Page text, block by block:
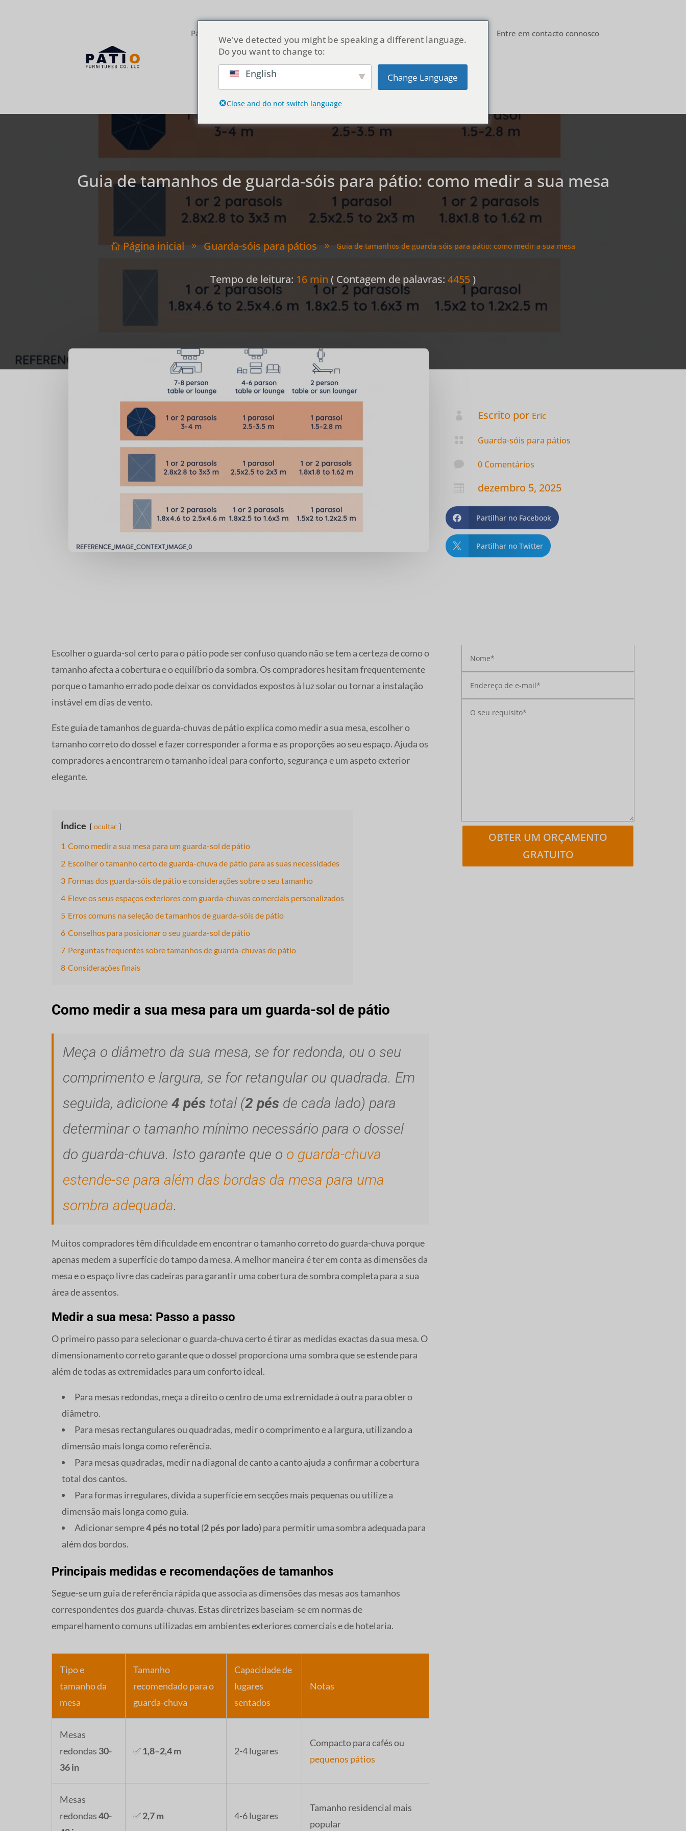
Página inicial Entre em contacto connosco
Portuguese
Guia de tamanhos de guarda-sóis para pátio: como medir a sua mesa
 Página inicial 9 Guarda-sóis para pátios 9 Guia de tamanhos de guarda-sóis para pátio: como medir a sua mesa
Tempo de leitura: 16 min ( Contagem de palavras: 4455 )
 Escrito por Eric
 Guarda-sóis para pátios
 0 Comentários
 dezembro 5, 2025
 Partilhar no Facebook
 Partilhar no Twitter
Escolher o guarda-sol certo para o pátio pode ser confuso quando não se tem a certeza de como o
tamanho afecta a cobertura e o equilíbrio da sombra. Os compradores hesitam frequentemente
porque o tamanho errado pode deixar os convidados expostos à luz solar ou tornar a instalação
instável em dias de vento.
Este guia de tamanhos de guarda-chuvas de pátio explica como medir a sua mesa, escolher o
tamanho correto do dossel e fazer corresponder a forma e as proporções ao seu espaço. Ajuda os
compradores a encontrarem o tamanho ideal para conforto, segurança e um aspeto exterior
elegante.
Índice ocultar
1 Como medir a sua mesa para um guarda-sol de pátio
2 Escolher o tamanho certo de guarda-chuva de pátio para as suas necessidades
3 Formas dos guarda-sóis de pátio e considerações sobre o seu tamanho
4 Eleve os seus espaços exteriores com guarda-chuvas comerciais personalizados
5 Erros comuns na seleção de tamanhos de guarda-sóis de pátio
6 Conselhos para posicionar o seu guarda-sol de pátio
7 Perguntas frequentes sobre tamanhos de guarda-chuvas de pátio
8 Considerações finais
Como medir a sua mesa para um guarda-sol de pátio
Meça o diâmetro da sua mesa, se for redonda, ou o seu
comprimento e largura, se for retangular ou quadrada. Em
seguida, adicione 4 pés total (2 pés de cada lado) para
determinar o tamanho mínimo necessário para o dossel
do guarda-chuva. Isto garante que o o guarda-chuva
estende-se para além das bordas da mesa para uma
sombra adequada.
Muitos compradores têm dificuldade em encontrar o tamanho correto do guarda-chuva porque
apenas medem a superfície do tampo da mesa. A melhor maneira é ter em conta as dimensões da
mesa e o espaço livre das cadeiras para garantir uma cobertura de sombra completa para a sua
área de assentos.
Medir a sua mesa: Passo a passo
O primeiro passo para selecionar o guarda-chuva certo é tirar as medidas exactas da sua mesa. O
dimensionamento correto garante que o dossel proporciona uma sombra que se estende para
além de todas as extremidades para um conforto ideal.
Para mesas redondas, meça a direito o centro de uma extremidade à outra para obter o
diâmetro.
Para mesas rectangulares ou quadradas, medir o comprimento e a largura, utilizando a
dimensão mais longa como referência.
Para mesas quadradas, medir na diagonal de canto a canto ajuda a confirmar a cobertura
total dos cantos.
Para formas irregulares, divida a superfície em secções mais pequenas ou utilize a
dimensão mais longa como guia.
Adicionar sempre4 pés no total (2 pés por lado) para permitir uma sombra adequada para
além dos bordos.
Principais medidas e recomendações de tamanhos
Segue-se um guia de referência rápida que associa as dimensões das mesas aos tamanhos
correspondentes dos guarda-chuvas. Estas diretrizes baseiam-se em normas de
emparelhamento comuns utilizadas em ambientes exteriores comerciais e de hotelaria.
Tipo e
tamanho da
mesa
Tamanho
recomendado para o
guarda-chuva
Capacidade de
lugares
sentados
Notas
Mesas
redondas 30-
36 in
✅1,8–2,4 m 2-4 lugares
Compacto para cafés ou
pequenos pátios
Mesas
redondas40-
✅2,7 m 4-6 lugares
Tamanho residencial mais
popular
OBTER UM ORÇAMENTO
GRATUITO
We've detected you might be speaking a different language.
Do you want to change to:
English Change Language
Close and do not switch language